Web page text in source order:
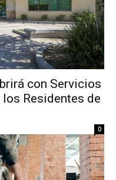
con Servicios
los Residentes de
0